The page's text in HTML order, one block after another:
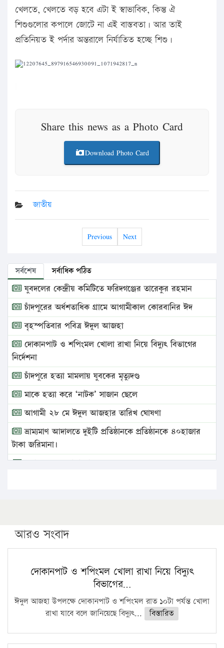
খেলতে, খেলতে বড় হবে এটা ই স্বাভাবিক, কিন্তু ঐ
শিশুগুলোর কপালে জোটে না এই বাস্তবতা। আর তাই
প্রতিনিয়ত ই পর্দার অন্তরালে নির্যাতিত হচ্ছে শিশু।
Share this news as a Photo Card
Download Photo Card
জাতীয়
Previous Next
সর্বশেষ সর্বাধিক পঠিত
যুবদলের কেন্দ্রীয় কমিটিতে ফরিদগঞ্জের তারেকুর রহমান
চাঁদপুরের অর্ধশতাধিক গ্রামে আগামীকাল কোরবানির ঈদ
বৃহস্পতিবার পবিত্র ঈদুল আজহা
দোকানপাট ও শপিংমল খোলা রাখা নিয়ে বিদ্যুৎ বিভাগের
নির্দেশনা
চাঁদপুরে হত্যা মামলায় যুবকের মৃত্যুদণ্ড
মাকে হত্যা করে ‘নাটক’ সাজান ছেলে
আগামী ২৮ মে ঈদুল আজহার তারিখ ঘোষণা
ভ্রাম্যমাণ আদালতে দুইটি প্রতিষ্ঠানকে প্রতিষ্ঠানকে ৪০হাজার
টাকা জরিমানা।
এবার লঞ্চের ভাড়া বাড়ল
পিএইচডি করছেন কুয়েটের কৃতি…
সারা দেশে বজ্রাঘাতে ১৪ জনের প্রাণহানি
কঠোর হচ্ছে এসএসসি ও এইচএসসি পরীক্ষা
ফরিদগঞ্জে আগুনে পুড়লো ৬ ব্যবসা প্রতিষ্ঠান
আরও সংবাদ
দোকানপাট ও শপিংমল খোলা রাখা নিয়ে বিদ্যুৎ
বিভাগের…
ঈদুল আজহা উপলক্ষে দোকানপাট ও শপিংমল রাত ১০টা পর্যন্ত খোলা
রাখা যাবে বলে জানিয়েছে বিদ্যুৎ...
বিস্তারিত